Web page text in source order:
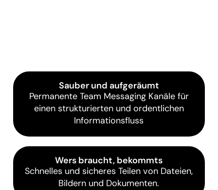
Sauber und aufgeräumt
Permanente Team Messaging Kanäle für
einen strukturierten und ordentlichen
Informationsfluss
Wers braucht, bekommts
Schnelles und sicheres Teilen von Dateien,
Bildern und Dokumenten.